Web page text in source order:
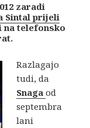
zaradi
Sintal prijeli
na telefonsko
Razlagajo
tudi, da
Snagaod
septembra
lani